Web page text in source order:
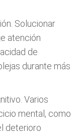
Solucionar
atención
de
durante más
Varios
mental, como
deterioro